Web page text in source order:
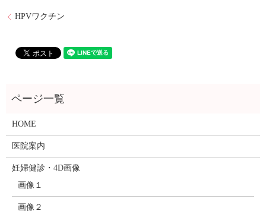
HPVワクチン
HOME
医院案内
妊婦健診・4D画像
画像１
画像２